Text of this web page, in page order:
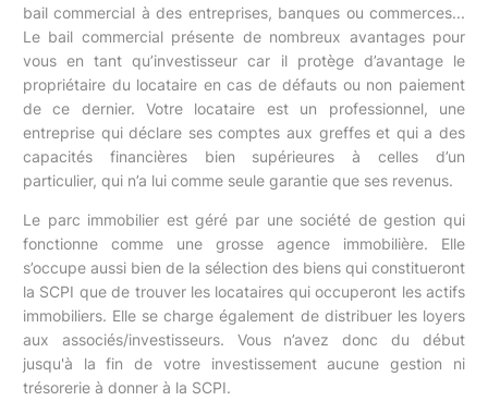
bail commercial à des entreprises, banques ou commerces...
Le bail commercial présente de nombreux avantages pour
vous en tant qu’investisseur car il protège d’avantage le
propriétaire du locataire en cas de défauts ou non paiement
de ce dernier. Votre locataire est un professionnel, une
entreprise qui déclare ses comptes aux greffes et qui a des
capacités financières bien supérieures à celles d’un
particulier, qui n’a lui comme seule garantie que ses revenus.
Le parc immobilier est géré par une société de gestion qui
fonctionne comme une grosse agence immobilière. Elle
s’occupe aussi bien de la sélection des biens qui constitueront
la SCPI que de trouver les locataires qui occuperont les actifs
immobiliers. Elle se charge également de distribuer les loyers
aux associés/investisseurs. Vous n’avez donc du début
jusqu'à la fin de votre investissement aucune gestion ni
trésorerie à donner à la SCPI.